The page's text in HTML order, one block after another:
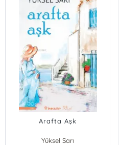
Arafta Aşk
Yüksel Sarı